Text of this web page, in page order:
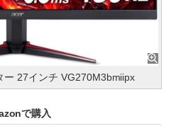
27インチ VG270M3bmiipx
で購入